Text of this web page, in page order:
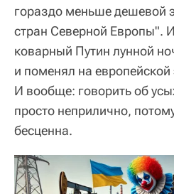
гораздо меньше дешевой
стран Северной Европы".
коварный Путин лунной
и поменял на
И вообще: говорить об
просто неприлично,
бесценна.